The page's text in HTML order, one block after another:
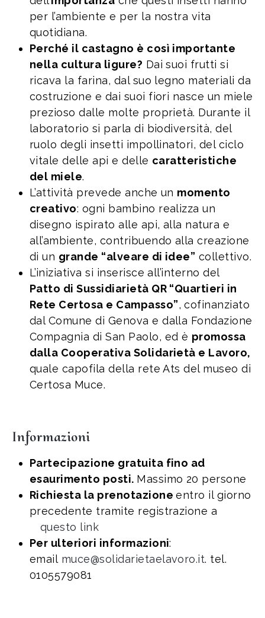
per l’ambiente e per la nostra vita
quotidiana.
Perché il castagno è così importante
nella cultura ligure? Dai suoi frutti si
ricava la farina, dal suo legno materiali da
costruzione e dai suoi fiori nasce un miele
prezioso dalle molte proprietà. Durante il
laboratorio si parla di biodiversità, del
ruolo degli insetti impollinatori, del ciclo
vitale delle api e delle caratteristiche
del miele.
L’attività prevede anche un momento
creativo: ogni bambino realizza un
disegno ispirato alle api, alla natura e
all’ambiente, contribuendo alla creazione
di un grande “alveare di idee” collettivo.
L’iniziativa si inserisce all’interno del
Patto di Sussidiarietà QR “Quartieri in
Rete Certosa e Campasso”, cofinanziato
dal Comune di Genova e dalla Fondazione
Compagnia di San Paolo, ed è promossa
dalla Cooperativa Solidarietà e Lavoro,
quale capofila della rete Ats del museo di
Certosa Muce.
Informazioni
Partecipazione gratuita fino ad
esaurimento posti. Massimo 20 persone
Richiesta la prenotazioneentro il giorno
precedente tramite registrazione a
questo link
Per ulteriori informazioni:
email muce@solidarietaelavoro.it. tel.
0105579081